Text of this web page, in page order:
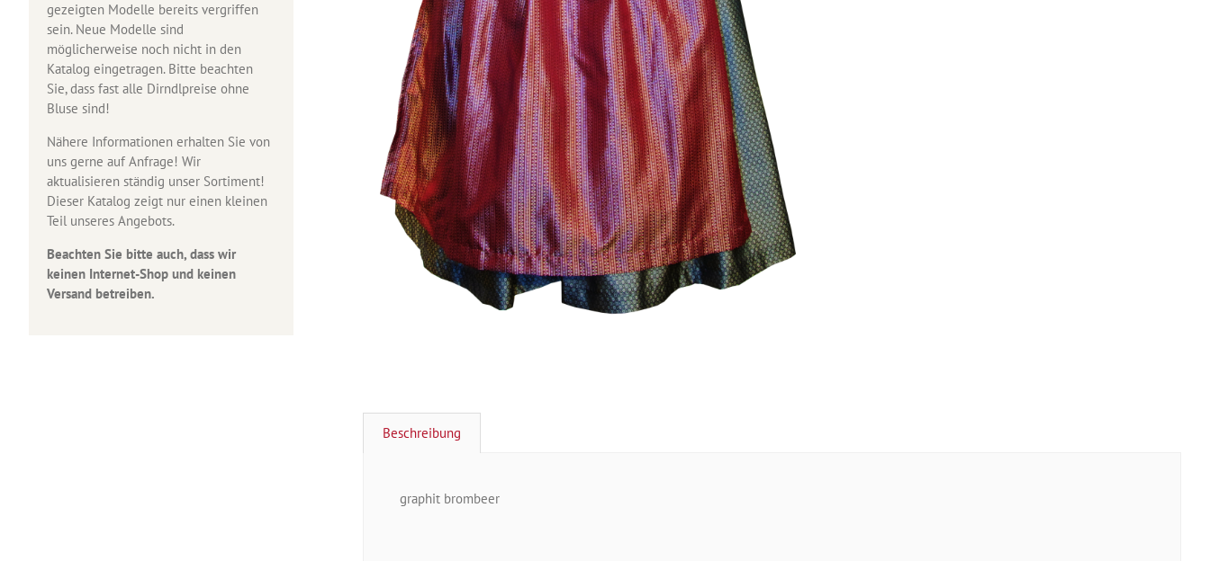
Beschreibung
graphit brombeer
gezeigten Modelle bereits vergriffen
sein. Neue Modelle sind
möglicherweise noch nicht in den
Katalog eingetragen. Bitte beachten
Sie, dass fast alle Dirndlpreise ohne
Bluse sind!
Nähere Informationen erhalten Sie von
uns gerne auf Anfrage! Wir
aktualisieren ständig unser Sortiment!
Dieser Katalog zeigt nur einen kleinen
Teil unseres Angebots.
Beachten Sie bitte auch, dass wir
keinen Internet-Shop und keinen
Versand betreiben.